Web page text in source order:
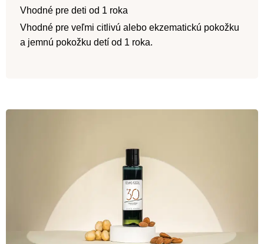
Vhodné pre deti od 1 roka
Vhodné pre veľmi citlivú alebo ekzematickú pokožku
a jemnú pokožku detí od 1 roka.